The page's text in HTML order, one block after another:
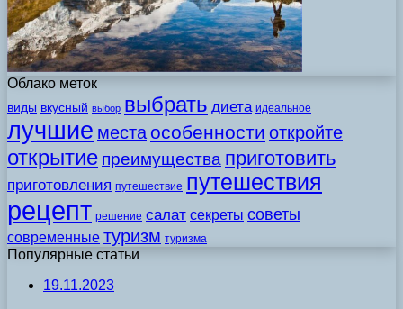
Облако меток
виды вкусный выбор выбрать диета идеальное
лучшие места особенности откройте
открытие преимущества приготовить
приготовления путешествие путешествия
рецепт решение салат секреты советы
современные туризм туризма
Популярные статьи
19.11.2023